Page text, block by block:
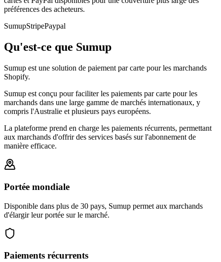
préférences des acheteurs.
SumupStripePaypal
Qu'est-ce que Sumup
Sumup est une solution de paiement par carte pour les marchands
Shopify.
Sumup est conçu pour faciliter les paiements par carte pour les
marchands dans une large gamme de marchés internationaux, y
compris l'Australie et plusieurs pays européens.
La plateforme prend en charge les paiements récurrents, permettant
aux marchands d'offrir des services basés sur l'abonnement de
manière efficace.
Portée mondiale
Disponible dans plus de 30 pays, Sumup permet aux marchands
d'élargir leur portée sur le marché.
Paiements récurrents